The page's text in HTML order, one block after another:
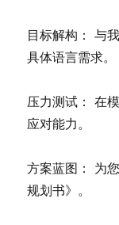
目标解构： 与
具体语言需求。
压力测试： 在
应对能力。
方案蓝图： 为
规划书》。